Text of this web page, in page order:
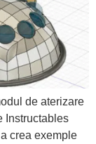
de aterizare
Instructables
crea exemple